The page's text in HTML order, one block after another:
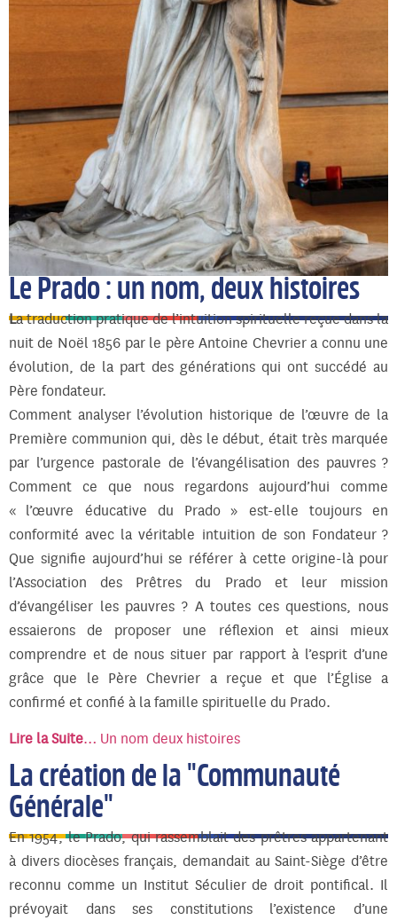
Le Prado : un nom, deux histoires
La traduction pratique de l’intuition spirituelle reçue dans la
nuit de Noël 1856 par le père Antoine Chevrier a connu une
évolution, de la part des générations qui ont succédé au
Père fondateur.
Comment analyser l’évolution historique de l’œuvre de la
Première communion qui, dès le début, était très marquée
par l’urgence pastorale de l’évangélisation des pauvres ?
Comment ce que nous regardons aujourd’hui comme
« l’œuvre éducative du Prado » est-elle toujours en
conformité avec la véritable intuition de son Fondateur ?
Que signifie aujourd’hui se référer à cette origine-là pour
l’Association des Prêtres du Prado et leur mission
d’évangéliser les pauvres ? A toutes ces questions, nous
essaierons de proposer une réflexion et ainsi mieux
comprendre et de nous situer par rapport à l’esprit d’une
grâce que le Père Chevrier a reçue et que l’Église a
confirmé et confié à la famille spirituelle du Prado.
Lire la Suite… Un nom deux histoires
La création de la "Communauté
Générale"
En 1954, le Prado, qui rassemblait des prêtres appartenant
à divers diocèses français, demandait au Saint-Siège d’être
reconnu comme un Institut Séculier de droit pontifical. Il
prévoyait dans ses constitutions l’existence d’une